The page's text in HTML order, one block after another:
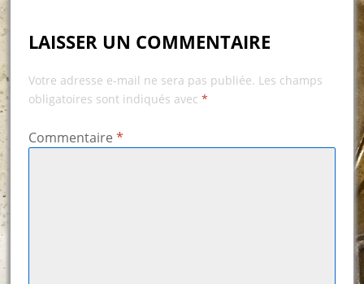
LAISSER UN COMMENTAIRE
Votre adresse e-mail ne sera pas publiée. Les champs
obligatoires sont indiqués avec *
Commentaire *